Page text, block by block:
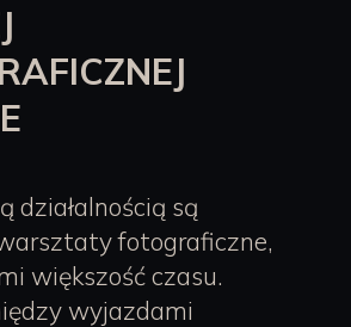
działalnością są
fotograficzne,
większość czasu.
wyjazdami